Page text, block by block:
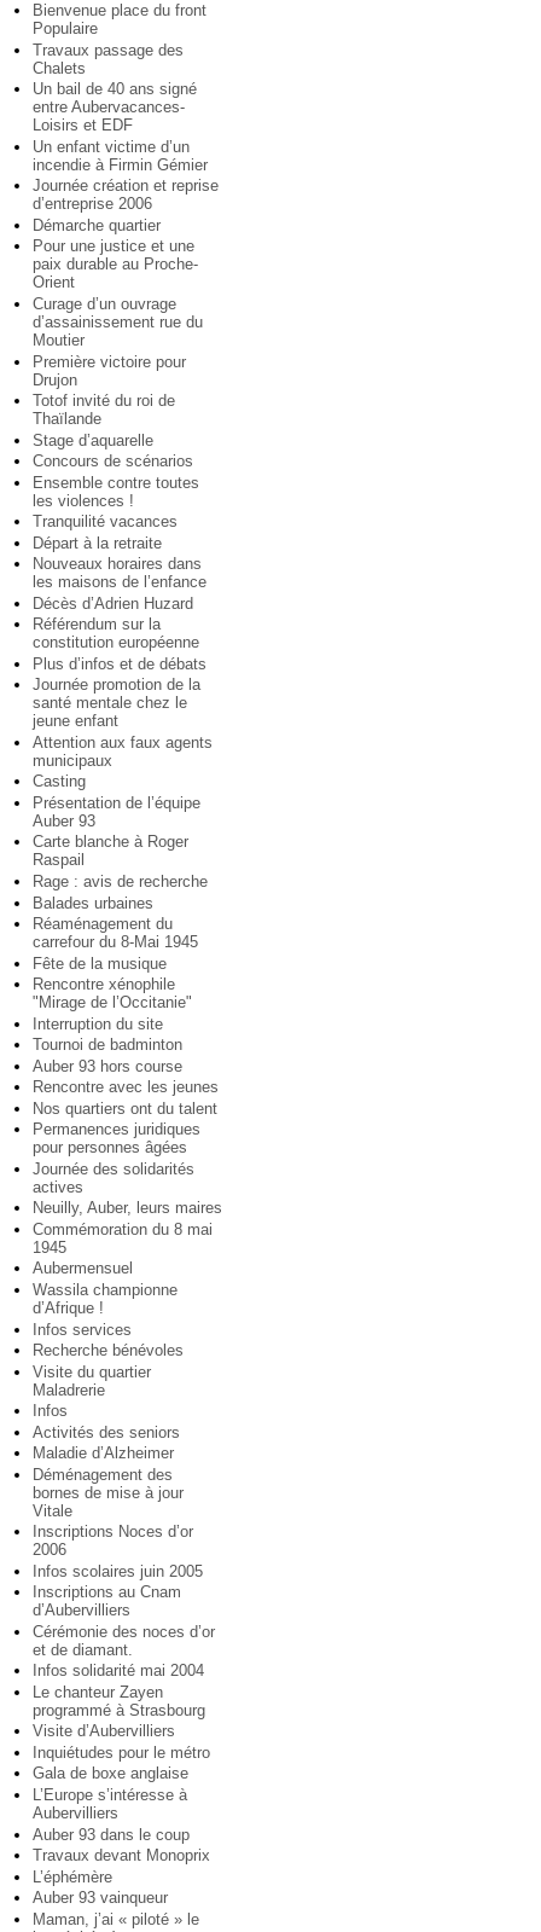
Bienvenue place du front
Populaire
Travaux passage des
Chalets
Un bail de 40 ans signé
entre Aubervacances-
Loisirs et EDF
Un enfant victime d’un
incendie à Firmin Gémier
Journée création et reprise
d’entreprise 2006
Démarche quartier
Pour une justice et une
paix durable au Proche-
Orient
Curage d’un ouvrage
d’assainissement rue du
Moutier
Première victoire pour
Drujon
Totof invité du roi de
Thaïlande
Stage d’aquarelle
Concours de scénarios
Ensemble contre toutes
les violences !
Tranquilité vacances
Départ à la retraite
Nouveaux horaires dans
les maisons de l’enfance
Décès d’Adrien Huzard
Référendum sur la
constitution européenne
Plus d’infos et de débats
Journée promotion de la
santé mentale chez le
jeune enfant
Attention aux faux agents
municipaux
Casting
Présentation de l’équipe
Auber 93
Carte blanche à Roger
Raspail
Rage : avis de recherche
Balades urbaines
Réaménagement du
carrefour du 8-Mai 1945
Fête de la musique
Rencontre xénophile
"Mirage de l’Occitanie"
Interruption du site
Tournoi de badminton
Auber 93 hors course
Rencontre avec les jeunes
Nos quartiers ont du talent
Permanences juridiques
pour personnes âgées
Journée des solidarités
actives
Neuilly, Auber, leurs maires
Commémoration du 8 mai
1945
Aubermensuel
Wassila championne
d’Afrique !
Infos services
Recherche bénévoles
Visite du quartier
Maladrerie
Infos
Activités des seniors
Maladie d’Alzheimer
Déménagement des
bornes de mise à jour
Vitale
Inscriptions Noces d’or
2006
Infos scolaires juin 2005
Inscriptions au Cnam
d’Aubervilliers
Cérémonie des noces d’or
et de diamant.
Infos solidarité mai 2004
Le chanteur Zayen
programmé à Strasbourg
Visite d’Aubervilliers
Inquiétudes pour le métro
Gala de boxe anglaise
L’Europe s’intéresse à
Aubervilliers
Auber 93 dans le coup
Travaux devant Monoprix
L’éphémère
Auber 93 vainqueur
Maman, j’ai « piloté » le